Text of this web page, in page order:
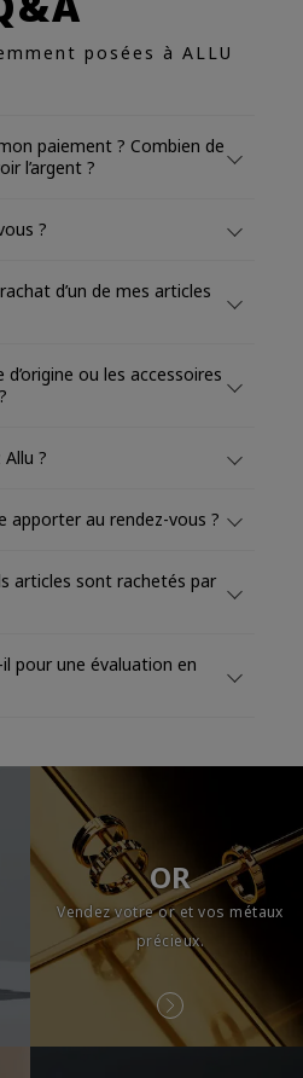
posées à ALLU
paiement ? Combien de
l’argent ?
?
d’un de mes articles
ou les accessoires
?
apporter au rendez-vous ?
articles sont rachetés par
pour une évaluation en
OR
Vendez votre or et vos métaux
précieux.